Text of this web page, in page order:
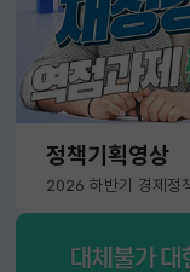
정책기획영상
2026 하반기 경제정